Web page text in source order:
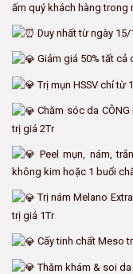
ấm quý khách hàng trong
Duy nhất từ ngày
Giảm giá 50% tất cả
Trị mụn HSSV chỉ từ
Chăm sóc da
trị giá 2Tr
Peel mụn, nám,
không kim hoặc 1 buổi
Trị nám Melano
trị giá 1Tr
Cấy tinh chất Meso
Thăm khám & soi da